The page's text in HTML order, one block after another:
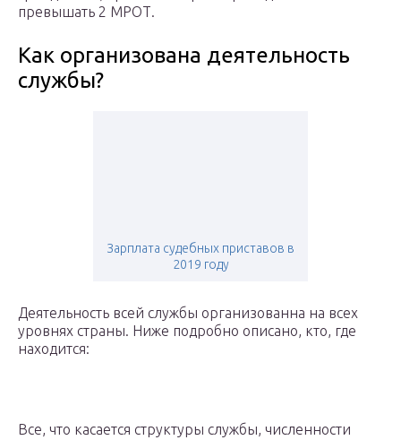
превышать 2 МРОТ.
Как организована деятельность
службы?
Зарплата судебных приставов в
2019 году
Деятельность всей службы организованна на всех
уровнях страны. Ниже подробно описано, кто, где
находится:
Все, что касается структуры службы, численности